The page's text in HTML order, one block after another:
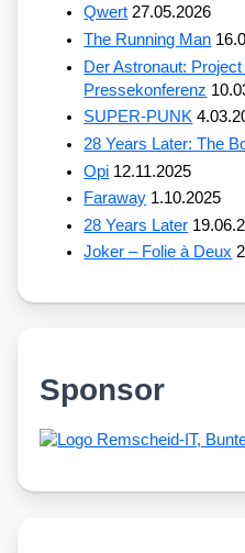
Qwert 27.05.2026
The Running Man
Der Astronaut:
Pressekonferenz
SUPER-PUNK
28 Years Later: The
Opi 12.11.2025
Faraway 1.10.2025
28 Years Later
Joker – Folie à Deux
Sponsor